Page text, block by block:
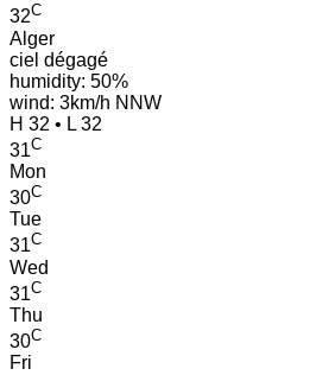
32C
Alger
ciel dégagé
humidity: 50%
wind: 3km/h NNW
H 32 • L 32
31C
Mon
30C
Tue
31C
Wed
31C
Thu
30C
Fri